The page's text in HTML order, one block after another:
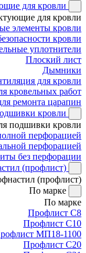
для кровли
для кровли
элементы кровли
кровли
уплотнители
Плоский лист
Дымники
для кровли
кровельных работ
ремонта царапин
кровли
подшивки кровли
перфорацией
перфорацией
без перфорации
(профлист)
(профлист)
По марке
По марке
Профлист С8
Профлист С10
МП18-1100
Профлист С20